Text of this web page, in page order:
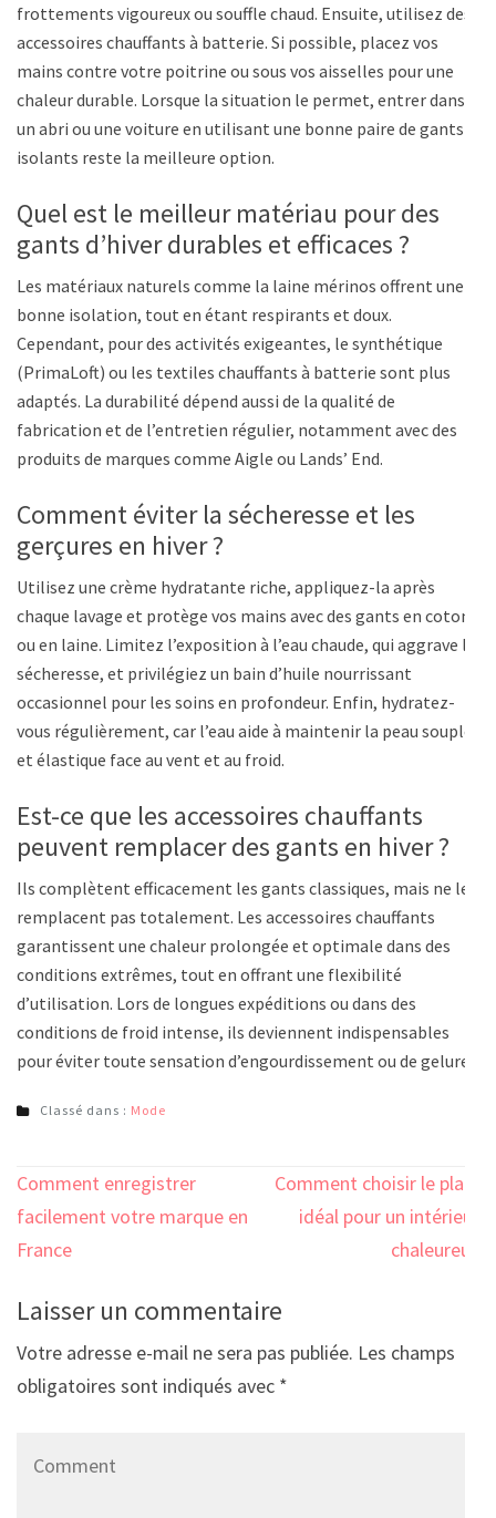
frottements vigoureux ou souffle chaud. Ensuite, utilisez des
accessoires chauffants à batterie. Si possible, placez vos
mains contre votre poitrine ou sous vos aisselles pour une
chaleur durable. Lorsque la situation le permet, entrer dans
un abri ou une voiture en utilisant une bonne paire de gants
isolants reste la meilleure option.
Quel est le meilleur matériau pour des
gants d’hiver durables et efficaces ?
Les matériaux naturels comme la laine mérinos offrent une
bonne isolation, tout en étant respirants et doux.
Cependant, pour des activités exigeantes, le synthétique
(PrimaLoft) ou les textiles chauffants à batterie sont plus
adaptés. La durabilité dépend aussi de la qualité de
fabrication et de l’entretien régulier, notamment avec des
produits de marques comme Aigle ou Lands’ End.
Comment éviter la sécheresse et les
gerçures en hiver ?
Utilisez une crème hydratante riche, appliquez-la après
chaque lavage et protège vos mains avec des gants en coton
ou en laine. Limitez l’exposition à l’eau chaude, qui aggrave la
sécheresse, et privilégiez un bain d’huile nourrissant
occasionnel pour les soins en profondeur. Enfin, hydratez-
vous régulièrement, car l’eau aide à maintenir la peau souple
et élastique face au vent et au froid.
Est-ce que les accessoires chauffants
peuvent remplacer des gants en hiver ?
Ils complètent efficacement les gants classiques, mais ne les
remplacent pas totalement. Les accessoires chauffants
garantissent une chaleur prolongée et optimale dans des
conditions extrêmes, tout en offrant une flexibilité
d’utilisation. Lors de longues expéditions ou dans des
conditions de froid intense, ils deviennent indispensables
pour éviter toute sensation d’engourdissement ou de gelure.
Classé dans : Mode
Navigation
de
l’article
Comment enregistrer
facilement votre marque en
France
Comment choisir le plaid
idéal pour un intérieur
chaleureux
Laisser un commentaire
Votre adresse e-mail ne sera pas publiée. Les champs
obligatoires sont indiqués avec *